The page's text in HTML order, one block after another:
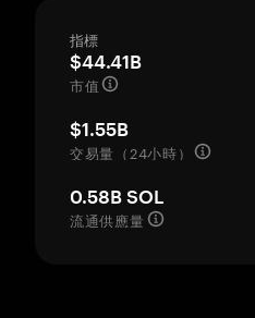
指標
$44.41B
市值
$1.55B
交易量（24小時）
0.58B SOL
流通供應量